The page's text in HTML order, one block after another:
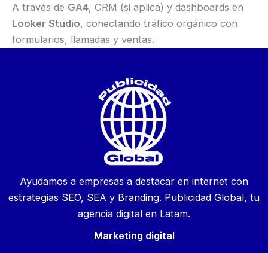
A través de GA4, CRM (si aplica) y dashboards en
Looker Studio, conectando tráfico orgánico con
formularios, llamadas y ventas.
Ayudamos a empresas a destacar en internet con
estrategias SEO, SEA y Branding. Publicidad Global, tu
agencia digital en Latam.
Marketing digital